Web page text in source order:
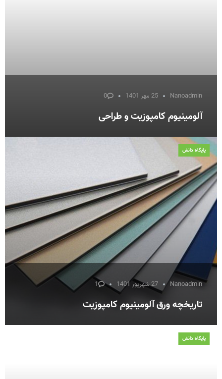
Nanoadmin 25 مهر 1401 0
آلومینیوم کامپوزیت و طراحی
Nanoadmin 27 شهریور 1401 1
تاریخچه ورق آلومینیوم کامپوزیت
پایگاه دانش
پایگاه دانش